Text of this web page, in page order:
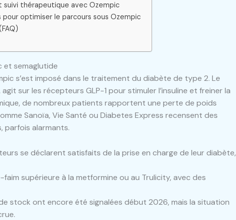
suivi thérapeutique avec Ozempic
optimiser le parcours sous Ozempic
et semaglutide
s’est imposé dans le traitement du diabète de type 2. Le
sur les récepteurs GLP-1 pour stimuler l’insuline et freiner la
de nombreux patients rapportent une perte de poids
Sanoïa, Vie Santé ou Diabetes Express recensent des
parfois alarmants.
se déclarent satisfaits de la prise en charge de leur diabète,
supérieure à la metformine ou au Trulicity, avec des
stock ont encore été signalées début 2026, mais la situation